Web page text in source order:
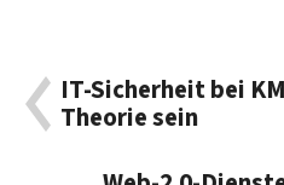
IT-Sicherheit bei
Theorie sein